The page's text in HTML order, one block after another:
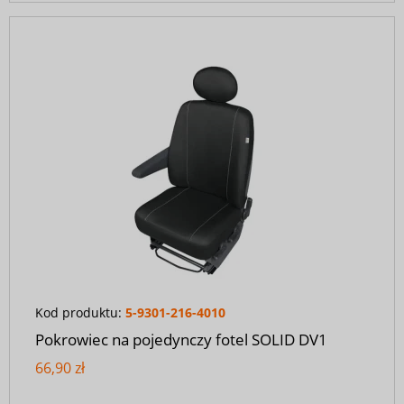
Kod produktu: 5-9301-216-4010
Pokrowiec na pojedynczy fotel SOLID DV1
66,90 zł